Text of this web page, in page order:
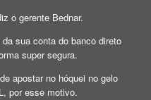
o gerente Bednar.
sua conta do banco direto
super segura.
apostar no hóquei no gelo
por esse motivo.